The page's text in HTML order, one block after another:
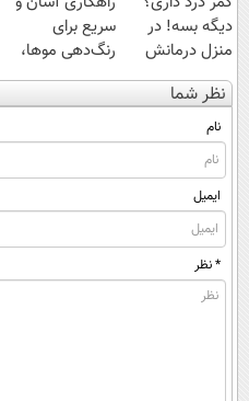
دیگه بسه! در
منزل درمانش
کن
(◀پرسش‌نامه)
سریع برای
رنگ‌دهی موها،
با فرمول گیاهی
و بدون آمونیاک
نظر شما
نام
ایمیل
* نظر